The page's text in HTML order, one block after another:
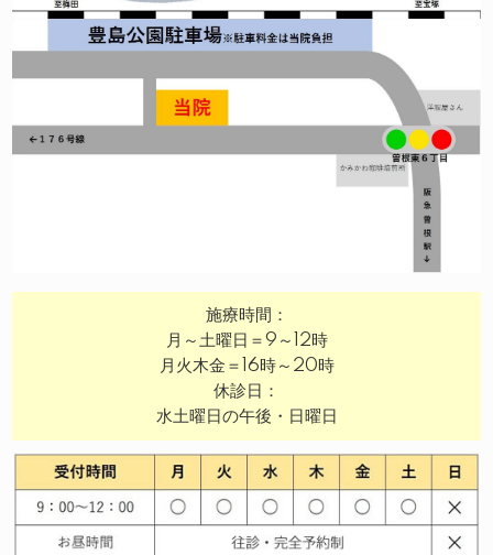
施療時間：
月～土曜日＝9～12時
月火木金＝16時～20時
休診日：
水土曜日の午後・日曜日